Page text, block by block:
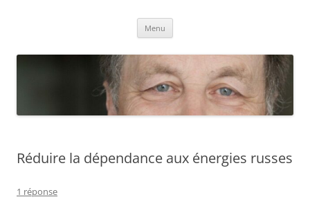
Menu
Réduire la dépendance aux énergies russes
1 réponse